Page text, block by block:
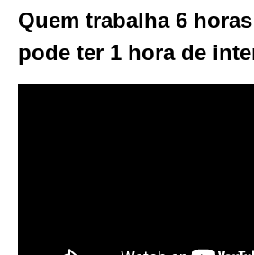
Quem trabalha 6
pode ter 1 hora de